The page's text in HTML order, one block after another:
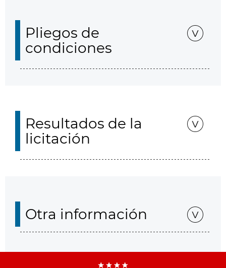
Pliegos de
condiciones
Resultados de la
licitación
Otra información